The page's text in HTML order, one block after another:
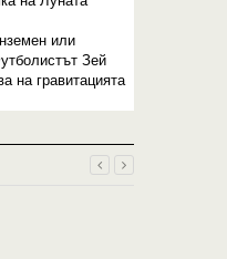
или
Зей
на гравитацията